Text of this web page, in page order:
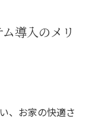
導入のメリ
、お家の快適さ